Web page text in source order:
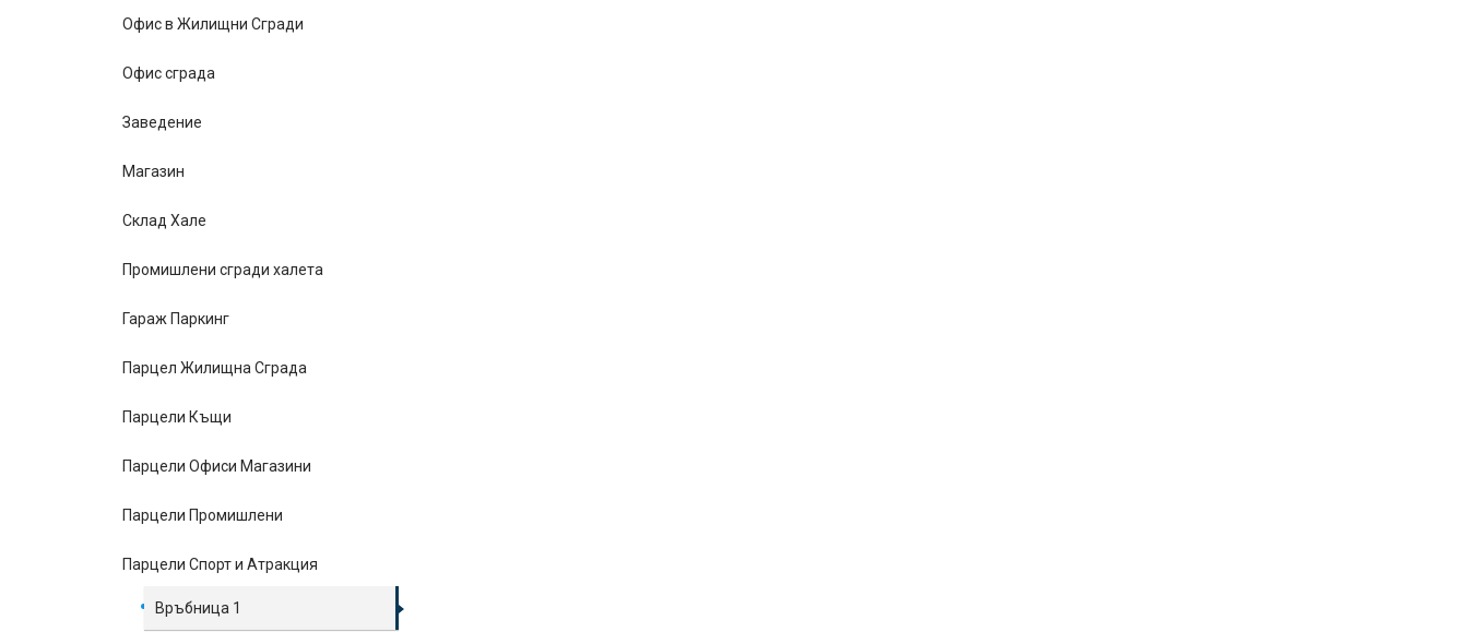
Офис в Жилищни Сгради
Офис сграда
Заведение
Магазин
Склад Хале
Промишлени сгради халета
Гараж Паркинг
Парцел Жилищна Сграда
Парцели Къщи
Парцели Офиси Магазини
Парцели Промишлени
Парцели Спорт и Атракция
Връбница 1